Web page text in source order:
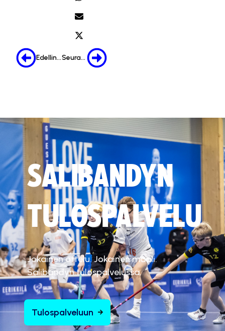
Edellinen Seuraava
SALIBANDYN
TULOSPALVELU
Jokainen ottelu. Jokainen maali.
Salibandyn tulospalvelussa.
Tulospalveluun